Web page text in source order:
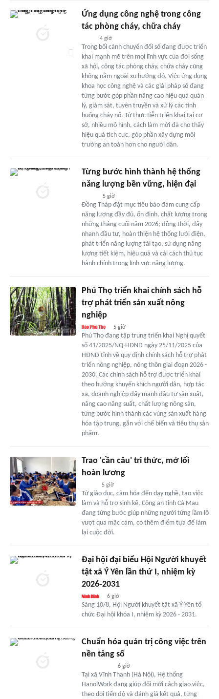
Ứng dụng công nghệ trong công
tác phòng cháy, chữa cháy
4 giờ
Trong bối cảnh chuyển đổi số đang được triển
khai mạnh mẽ trên mọi lĩnh vực của đời sống
xã hội, công tác phòng cháy, chữa cháy cũng
không nằm ngoài xu hướng đó. Việc ứng dụng
khoa học công nghệ và các giải pháp số đang
từng bước góp phần nâng cao hiệu quả quản
lý, giám sát, tuyên truyền và xử lý các tình
huống cháy nổ. Từ thực tiễn triển khai tại cơ
sở, nhiều mô hình, cách làm mới đã cho thấy
hiệu quả tích cực, góp phần xây dựng môi
trường an toàn hơn cho người dân.
Từng bước hình thành hệ thống
năng lượng bền vững, hiện đại
5 giờ
Đồng Tháp đặt mục tiêu bảo đảm cung cấp
năng lượng đầy đủ, ổn định, chất lượng trong
những tháng cuối năm 2026; đồng thời, đẩy
nhanh đầu tư, hoàn thiện hệ thống lưới điện,
phát triển năng lượng tái tạo, sử dụng năng
lượng tiết kiệm, hiệu quả và cải cách thủ tục
hành chính trong lĩnh vực năng lượng.
Phú Thọ triển khai chính sách hỗ
trợ phát triển sản xuất nông
nghiệp
5 giờ
Phú Thọ đang tập trung triển khai Nghị quyết
số 41/2025/NQ-HĐND ngày 25/11/2025 của
HĐND tỉnh về quy định chính sách hỗ trợ phát
triển nông nghiệp, nông thôn giai đoạn 2026 -
2030. Các chính sách hỗ trợ được triển khai
theo hướng khuyến khích người dân, hợp tác
xã, doanh nghiệp đẩy mạnh đầu tư sản xuất,
nâng cao năng suất, chất lượng nông sản,
từng bước hình thành các vùng sản xuất hàng
hóa tập trung, gắn với chế biến và tiêu thụ sản
phẩm.
Trao 'cần câu' tri thức, mở lối
hoàn lương
5 giờ
Từ giáo dục, cảm hóa đến dạy nghề, tạo việc
làm và hỗ trợ sinh kế, Công an tỉnh Cà Mau
đang từng bước giúp những người từng lầm lỡ
vượt qua mặc cảm, có thêm điểm tựa để làm
lại cuộc đời.
Đại hội đại biểu Hội Người khuyết
tật xã Ý Yên lần thứ I, nhiệm kỳ
2026-2031
6 giờ
Sáng 10/8, Hội Người khuyết tật xã Ý Yên tổ
chức Đại hội khóa I, nhiệm kỳ 2026 - 2031.
Chuẩn hóa quản trị công việc trên
nền tảng số
6 giờ
Tại xã Vĩnh Thanh (Hà Nội), Hệ thống
HanoiWork đang giúp đổi mới cách giao việc,
theo dõi tiến độ và đánh giá kết quả, từng